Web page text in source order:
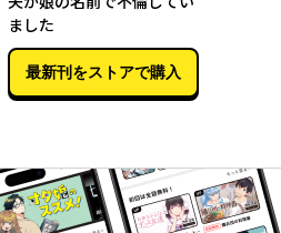
ました
最新刊をストアで購入